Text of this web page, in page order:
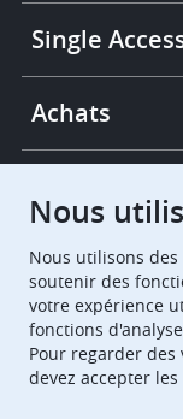
Single
Achats
European
Nous
Nous utilisons
soutenir des
votre expérience
fonctions
Pour regarder
devez accepter les